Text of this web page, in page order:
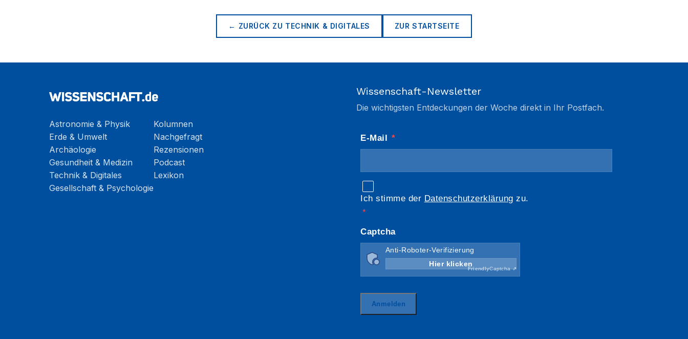
← ZURÜCK ZU TECHNIK & DIGITALES ZUR STARTSEITE
Astronomie & Physik
Erde & Umwelt
Archäologie
Gesundheit & Medizin
Technik & Digitales
Gesellschaft & Psychologie
Kolumnen
Nachgefragt
Rezensionen
Podcast
Lexikon
Wissenschaft-Newsletter
Die wichtigsten Entdeckungen der Woche direkt in Ihr Postfach.